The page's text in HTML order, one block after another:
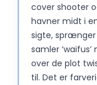
cover shooter
havner midt i
sigte,
samler
over de plot
til. Det er